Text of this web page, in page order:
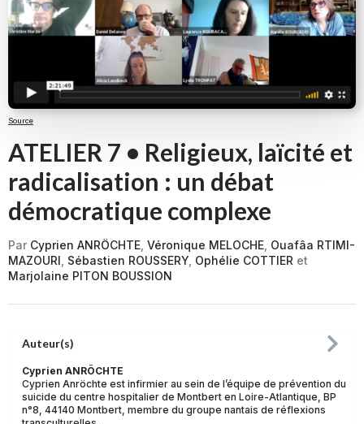
Source
ATELIER 7 • Religieux, laïcité et
radicalisation : un débat
démocratique complexe
Par Cyprien ANRÖCHTE Véronique MELOCHE Ouafâa RTIMI-
MAZOURI Sébastien ROUSSERY Ophélie COTTIER et
Marjolaine PITON BOUSSION
Auteur(s)
Cyprien ANRÖCHTE
Cyprien Anröchte est infirmier au sein de l’équipe de prévention du
suicide du centre hospitalier de Montbert en Loire-Atlantique, BP
n°8, 44140 Montbert, membre du groupe nantais de réflexions